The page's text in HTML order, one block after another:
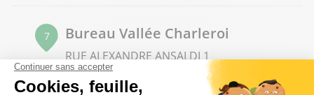
7
56.34 km
Bureau Vallée Charleroi
RUE ALEXANDRE ANSALDI 1
6000 Charleroi
Fermé actuellement